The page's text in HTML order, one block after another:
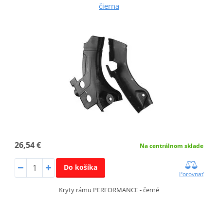
čierna
26,54 € Na centrálnom sklade
Do košíka
Porovnať
Kryty rámu PERFORMANCE - černé